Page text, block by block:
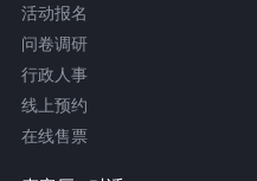
活动报名
问卷调研
行政人事
线上预约
在线售票